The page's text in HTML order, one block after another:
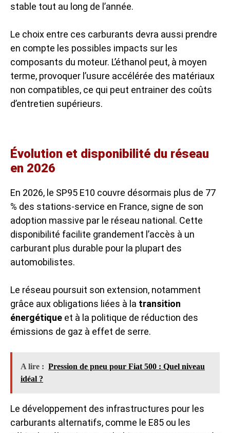
stable tout au long de l’année.
Le choix entre ces carburants devra aussi prendre
en compte les possibles impacts sur les
composants du moteur. L’éthanol peut, à moyen
terme, provoquer l’usure accélérée des matériaux
non compatibles, ce qui peut entrainer des coûts
d’entretien supérieurs.
Évolution et disponibilité du réseau
en 2026
En 2026, le SP95 E10 couvre désormais plus de 77
% des stations-service en France, signe de son
adoption massive par le réseau national. Cette
disponibilité facilite grandement l’accès à un
carburant plus durable pour la plupart des
automobilistes.
Le réseau poursuit son extension, notamment
grâce aux obligations liées à la transition
énergétique et à la politique de réduction des
émissions de gaz à effet de serre.
A lire : Pression de pneu pour Fiat 500 : Quel niveau
idéal ?
Le développement des infrastructures pour les
carburants alternatifs, comme le E85 ou les